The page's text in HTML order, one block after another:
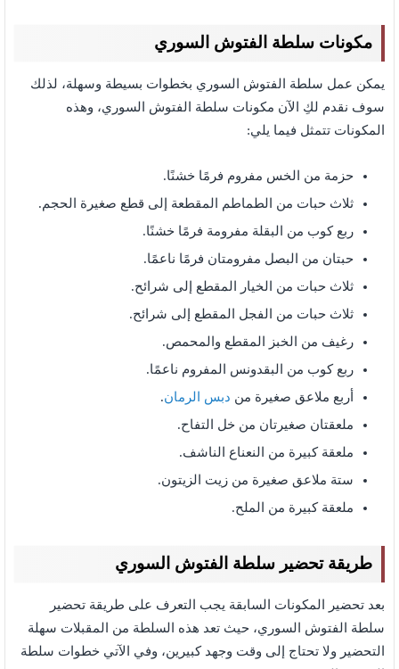
مكونات سلطة الفتوش السوري
يمكن عمل سلطة الفتوش السوري بخطوات بسيطة وسهلة، لذلك
سوف نقدم لكِ الآن مكونات سلطة الفتوش السوري، وهذه
المكونات تتمثل فيما يلي:
حزمة من الخس مفروم فرمًا خشنًا.
ثلاث حبات من الطماطم المقطعة إلى قطع صغيرة الحجم.
ربع كوب من البقلة مفرومة فرمًا خشنًا.
حبتان من البصل مفرومتان فرمًا ناعمًا.
ثلاث حبات من الخيار المقطع إلى شرائح.
ثلاث حبات من الفجل المقطع إلى شرائح.
رغيف من الخبز المقطع والمحمص.
ربع كوب من البقدونس المفروم ناعمًا.
أربع ملاعق صغيرة من دبس الرمان.
ملعقتان صغيرتان من خل التفاح.
ملعقة كبيرة من النعناع الناشف.
ستة ملاعق صغيرة من زيت الزيتون.
ملعقة كبيرة من الملح.
طريقة تحضير سلطة الفتوش السوري
بعد تحضير المكونات السابقة يجب التعرف على طريقة تحضير
سلطة الفتوش السوري، حيث تعد هذه السلطة من المقبلات سهلة
التحضير ولا تحتاج إلى وقت وجهد كبيرين، وفي الآتي خطوات سلطة